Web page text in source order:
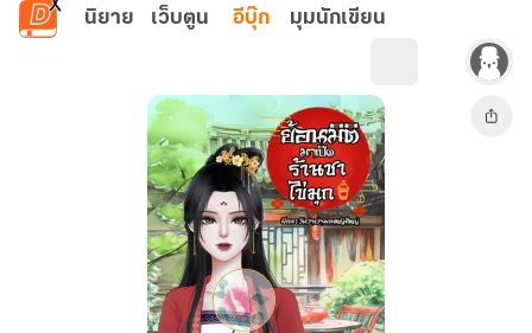
ข้ามไปยังเนื้อหาหลัก
นิยาย เว็บตูน อีบุ๊ก มุมนักเขียน